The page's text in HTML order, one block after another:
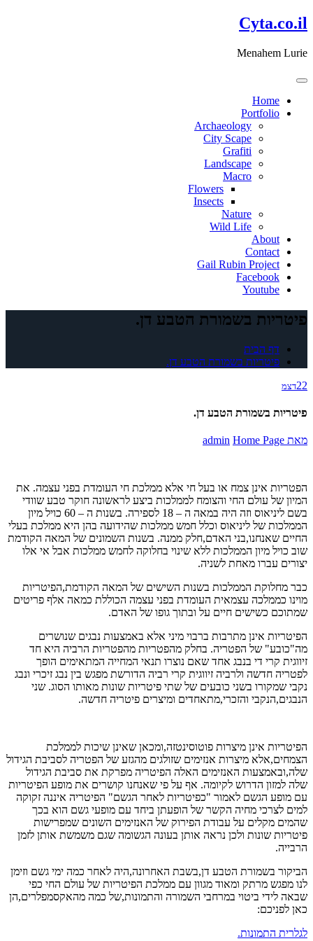
דלג
לתוכן
Cyta.co.il
Menahem Lurie
Home
Portfolio
Archaeology
City Scape
Grafiti
Landscape
Macro
Flowers
Insects
Nature
Wild Life
About
Contact
Gail Rubin Project
Facebook
Youtube
פיטריות בשמורת הטבע דן.
דף הבית
פיטריות בשמורת הטבע דן.
22דצמ
פיטריות בשמורת הטבע דן.
מאת admin Home Page
הפטריות אינן צמח או בעל חי אלא ממלכת חי העומדת בפני עצמה. את
המיון של עולם החי והצומח לממלכות ביצע לראשונה חוקר טבע שוודי
בשם ליניאוס וזה היה במאה ה – 18 לספירה. בשנות ה – 60 כויל מיון
הממלכות של ליניאוס וכלל חמש ממלכות שהידועה בהן היא ממלכת בעלי
החיים שאנחנו,בני האדם,חלק ממנה. בשנות השמונים של המאה הקודמת
שוב כויל מיון הממלכות ללא שינוי בחלוקה לחמש ממלכות אבל אי אלו
יצורים עברו מאחת לשניה.
כבר מחלוקת הממלכות בשנות השישים של המאה הקודמת,הפיטריות
מוינו כממלכה עצמאית העומדת בפני עצמה הכוללת כמאה אלף פריטים
שמתוכם כשישים חיים על ובתוך גופו של האדם.
הפיטריות אינן מתרבות ברבוי מיני אלא באמצעות נבגים שנושרים
מה"כובע" של הפטריה. בחלק מהפטריות מהפטריות הרביה היא חד
זיווגית קרי די בנבג אחד שאם נוצרו תנאי המחייה המתאימים הופך
לפטריה חדשה ולרביה זיווגית קרי רביה הדורשת מפגש בין נבג זיכרי ונבג
נקבי שמקורו בשני כובעים של שתי פיטריות שונות מאותו הסוג. שני
הנבגים,הנקבי והזכרי,מתאחדים ומיצרים פיטריה חדשה.
הפיטריות אינן מיצרות פוטוסינטזה,ומכאן שאינן שיכות לממלכת
הצמחים,אלא מיצרות אנזימים שזולגים מהגזע של הפטריה לסביבת הגידול
שלה,ובאמצעות האנזימים האלה הפיטריה מפרקת את סביבת הגידול
שלה למזון הדרוש לקיומה. אף על פי שאנחנו קושרים את מופע הפיטריות
עם מופע הגשם לאמור "כפיטריות לאחר הגשם" הפיטריה איננה זקוקה
למים לצרכי מחיה הקשר של הופעתן ביחד עם מופעי גשם הוא בכך
שהמים מקלים על עבודת הפירוק של האנזימים השונים שמפרישות
פיטריות שונות ולכן נראה אותן בעונה הגשומה שגם משמשת אותן לזמן
הרבייה.
הביקור בשמורת הטבע דן,בשבת האחרונה,היה לאחר כמה ימי גשם וזימן
לנו מפגש מרתק ומאוד מגוון עם ממלכת הפיטריות של עולם החי כפי
שבאה לידי ביטוי במרחבי השמורה והתמונות,של כמה מהאקסמפלרים,הן
כאן לפניכם:
לגלרית התמונות.